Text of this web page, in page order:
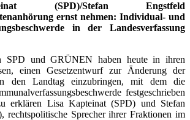
(SPD)/Stefan Engstfeld
ernst nehmen: Individual- und
in der Landesverfassung
SPD und GRÜNEN haben heute in ihren
einen Gesetzentwurf zur Änderung der
in den Landtag einzubringen, mit dem die
festgeschrieben
erklären Lisa Kapteinat (SPD) und Stefan
rechtspolitische Sprecher ihrer Fraktionen im